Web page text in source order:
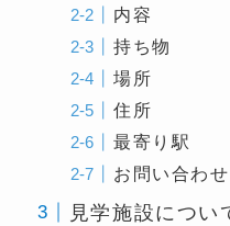
内容
持ち物
場所
住所
最寄り駅
お問い合わ
見学施設につい